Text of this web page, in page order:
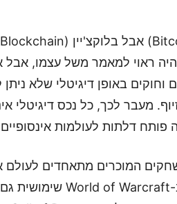
ראוי למאמר משל עצמו, אבל
וחוקים באופן דיגיטלי שלא
מעבר לכך, כל נכס דיגיטלי
דלתות לעולמות
המוכרים מתאחדים לעולם